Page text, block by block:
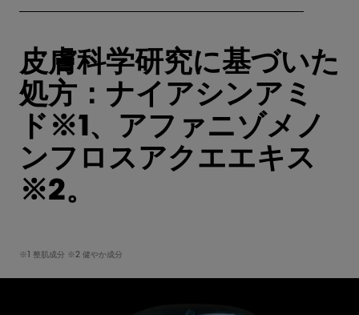
皮膚科学研究に基づいた
処方：ナイアシンアミ
ド※1、アファニゾメノ
ンフロスアクエエキス
※2。
※1 整肌成分 ※2 健やか成分